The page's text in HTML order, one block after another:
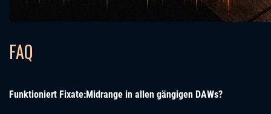
FAQ
Funktioniert Fixate:Midrange in allen gängigen DAWs?